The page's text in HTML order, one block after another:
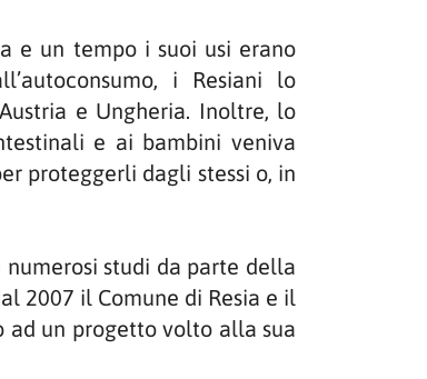
e un tempo i suoi usi erano
i Resiani lo
e Ungheria. Inoltre, lo
e ai bambini veniva
proteggerli dagli stessi o, in
studi da parte della
2007 il Comune di Resia e il
ad un progetto volto alla sua